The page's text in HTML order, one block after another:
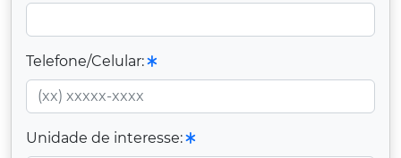
Telefone/Celular:
Unidade de interesse: